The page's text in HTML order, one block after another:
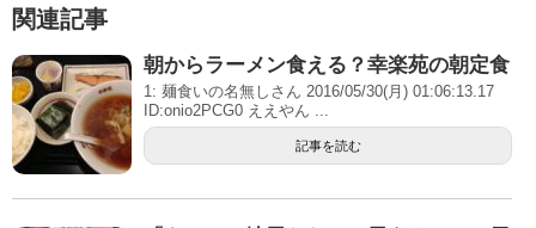
関連記事
朝からラーメン食える？幸楽苑の朝定食
1: 麺食いの名無しさん 2016/05/30(月) 01:06:13.17
ID:onio2PCG0 ええやん ...
記事を読む